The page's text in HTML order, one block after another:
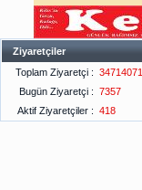
Ziyaretçiler
Toplam Ziyaretçi : 34714071
Bugün Ziyaretçi : 7357
Aktif Ziyaretçiler : 418